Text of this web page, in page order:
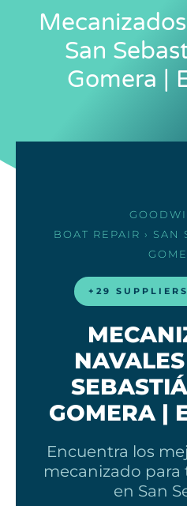
San
Gomera |
BOAT REPAIR › SAN
+29
GOMERA |
Encuentra los
mecanizado
en San